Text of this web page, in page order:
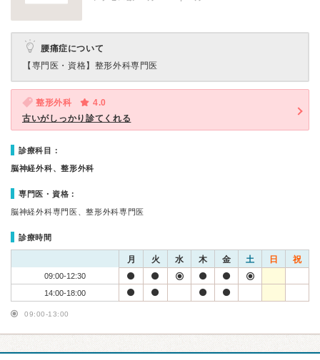
腰痛症について
【専門医・資格】 整形外科専門医
整形外科
4.0
古いがしっかり診てくれる
診療科目：
脳神経外科、整形外科
専門医・資格：
脳神経外科専門医、整形外科専門医
診療時間
月 火 水 木 金 土 日 祝
09:00-12:30
14:00-18:00
09:00-13:00